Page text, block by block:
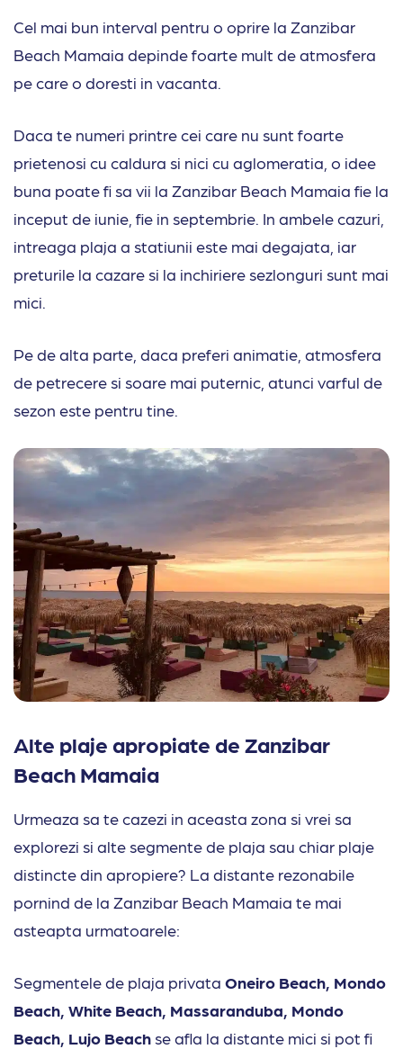
Cel mai bun interval pentru o oprire la Zanzibar
Beach Mamaia depinde foarte mult de atmosfera
pe care o doresti in vacanta.
Daca te numeri printre cei care nu sunt foarte
prietenosi cu caldura si nici cu aglomeratia, o idee
buna poate fi sa vii la Zanzibar Beach Mamaia fie la
inceput de iunie, fie in septembrie. In ambele cazuri,
intreaga plaja a statiunii este mai degajata, iar
preturile la cazare si la inchiriere sezlonguri sunt mai
mici.
Pe de alta parte, daca preferi animatie, atmosfera
de petrecere si soare mai puternic, atunci varful de
sezon este pentru tine.
Alte plaje apropiate de Zanzibar
Beach Mamaia
Urmeaza sa te cazezi in aceasta zona si vrei sa
explorezi si alte segmente de plaja sau chiar plaje
distincte din apropiere? La distante rezonabile
pornind de la Zanzibar Beach Mamaia te mai
asteapta urmatoarele:
Segmentele de plaja privata Oneiro Beach, Mondo
Beach, White Beach, Massaranduba, Mondo
Beach, Lujo Beachse afla la distante mici si pot fi